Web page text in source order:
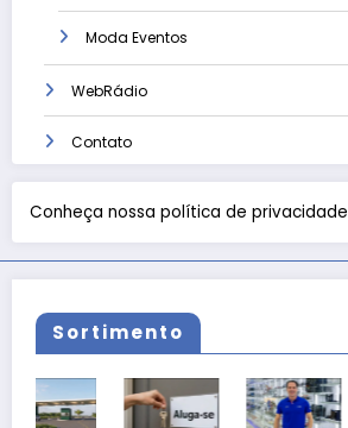
Moda Eventos
WebRádio
Contato
Conheça nossa política de privacidade
Sortimento